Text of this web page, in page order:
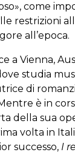
come
restrizioni
all’epoca.
a Vienna,
studia
di
è in
della sua
volta in
successo, I